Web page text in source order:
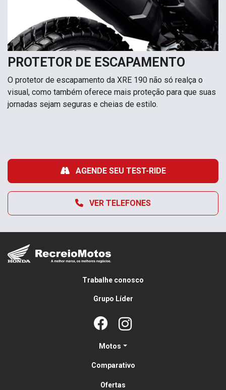
PROTETOR DE ESCAPAMENTO
O protetor de escapamento da XRE 190 não só realça o
visual, como também oferece mais proteção para que suas
jornadas sejam seguras e cheias de estilo.
VER TELEFONES
AGENDE SEU TEST-RIDE
Trabalhe conosco
Grupo Líder
Motos
Comparativo
Ofertas